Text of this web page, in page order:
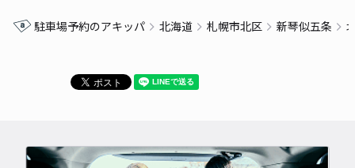
駐車場予約のアキッパ 北海道 札幌市北区 新琴似五条